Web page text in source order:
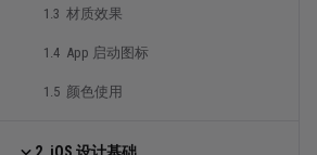
1.3 材质效果
1.4 App 启动图标
1.5 颜色使用